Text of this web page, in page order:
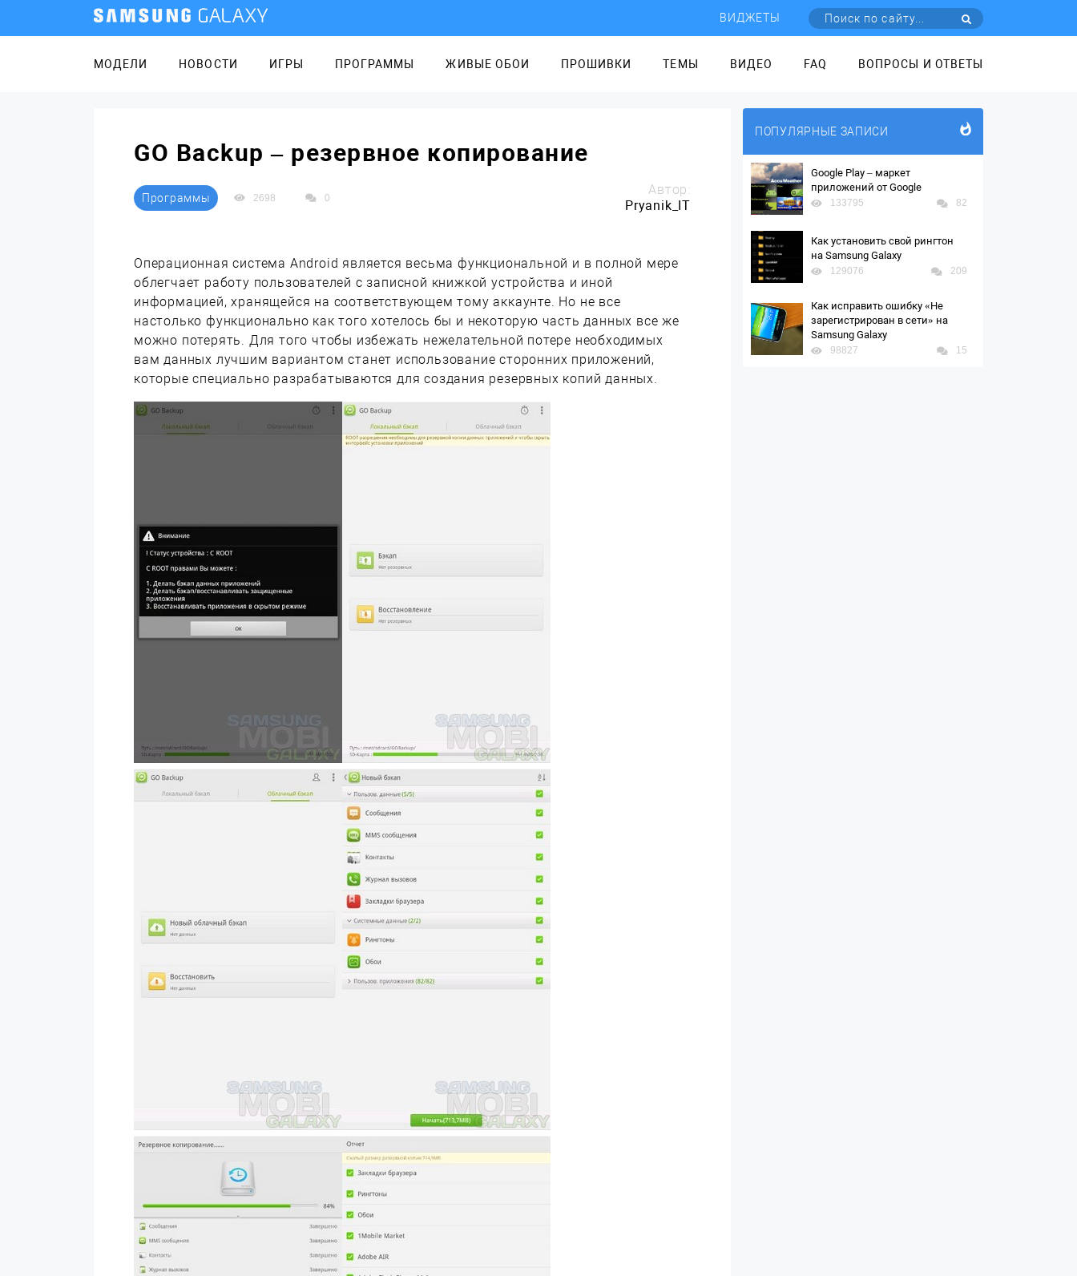
ВИДЖЕТЫ
МОДЕЛИ НОВОСТИ ИГРЫ ПРОГРАММЫ ЖИВЫЕ ОБОИ ПРОШИВКИ ТЕМЫ ВИДЕО FAQ ВОПРОСЫ И ОТВЕТЫ
GO Backup – резервное копирование
Программы 2698 0
Автор:
Pryanik_IT
Операционная система Android является весьма функциональной и в полной мере
облегчает работу пользователей с записной книжкой устройства и иной
информацией, хранящейся на соответствующем тому аккаунте. Но не все
настолько функционально как того хотелось бы и некоторую часть данных все же
можно потерять. Для того чтобы избежать нежелательной потере необходимых
вам данных лучшим вариантом станет использование сторонних приложений,
которые специально разрабатываются для создания резервных копий данных.
ПОПУЛЯРНЫЕ ЗАПИСИ
Google Play – маркет
приложений от Google
133795 82
Как установить свой рингтон
на Samsung Galaxy
129076 209
Как исправить ошибку «Не
зарегистрирован в сети» на
Samsung Galaxy
98827 15